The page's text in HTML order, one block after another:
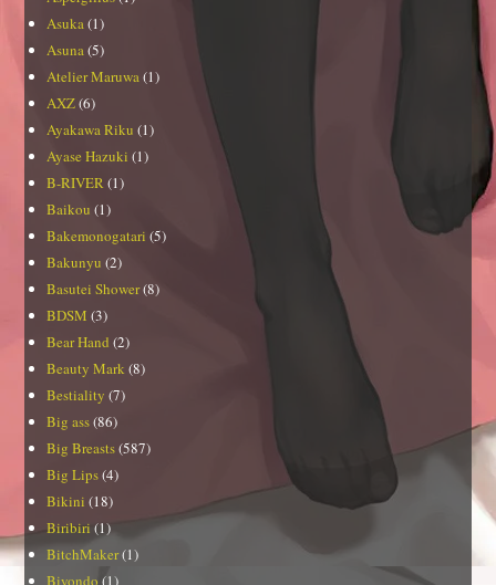
Asuka(1)
Asuna(5)
Atelier Maruwa(1)
AXZ(6)
Ayakawa Riku (1)
Ayase Hazuki (1)
B-RIVER(1)
Baikou (1)
Bakemonogatari (5)
Bakunyu (2)
Basutei Shower(8)
BDSM (3)
Bear Hand (2)
Beauty Mark (8)
Bestiality (7)
Big ass(86)
Big Breasts(587)
Big Lips(4)
Bikini (18)
Biribiri (1)
BitchMaker(1)
Biyondo (1)